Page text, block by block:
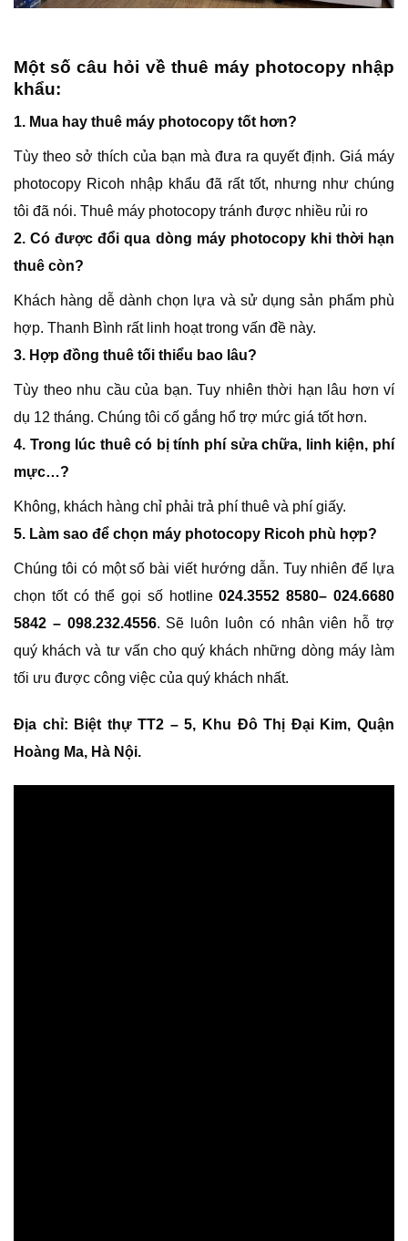
Một số câu hỏi về thuê máy photocopy nhập
khẩu:
1. Mua hay thuê máy photocopy tốt hơn?
Tùy theo sở thích của bạn mà đưa ra quyết định. Giá máy
photocopy Ricoh nhập khẩu đã rất tốt, nhưng như chúng
tôi đã nói. Thuê máy photocopy tránh được nhiều rủi ro
2. Có được đổi qua dòng máy photocopy khi thời hạn
thuê còn?
Khách hàng dễ dành chọn lựa và sử dụng sản phẩm phù
hợp. Thanh Bình rất linh hoạt trong vấn đề này.
3. Hợp đồng thuê tối thiểu bao lâu?
Tùy theo nhu cầu của bạn. Tuy nhiên thời hạn lâu hơn ví
dụ 12 tháng. Chúng tôi cố gắng hổ trợ mức giá tốt hơn.
4. Trong lúc thuê có bị tính phí sửa chữa, linh kiện, phí
mực…?
Không, khách hàng chỉ phải trả phí thuê và phí giấy.
5. Làm sao để chọn máy photocopy Ricoh phù hợp?
Chúng tôi có một số bài viết hướng dẫn. Tuy nhiên để lựa
chọn tốt có thể gọi số hotline024.3552 8580– 024.6680
5842 – 098.232.4556. Sẽ luôn luôn có nhân viên hỗ trợ
quý khách và tư vấn cho quý khách những dòng máy làm
tối ưu được công việc của quý khách nhất.
Địa chỉ: Biệt thự TT2 – 5, Khu Đô Thị Đại Kim, Quận
Hoàng Ma, Hà Nội.